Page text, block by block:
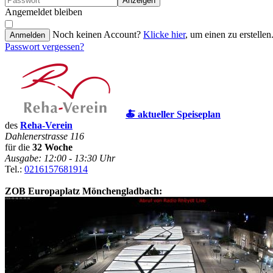
Angemeldet bleiben
Anmelden Noch keinen Account? Klicke hier, um einen zu erstellen.
Passwort vergessen?
🍝 aktueller Speiseplan
des Reha-Verein
Dahlenerstrasse 116
für die 32 Woche
Ausgabe: 12:00 - 13:30 Uhr
Tel.: 0216157681914
ZOB Europaplatz Mönchengladbach: